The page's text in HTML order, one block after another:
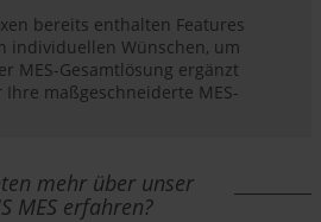
bereits enthalten Features
individuellen Wünschen, um
MES-Gesamtlösung ergänzt
maßgeschneiderte MES-
mehr über unser
MES erfahren?